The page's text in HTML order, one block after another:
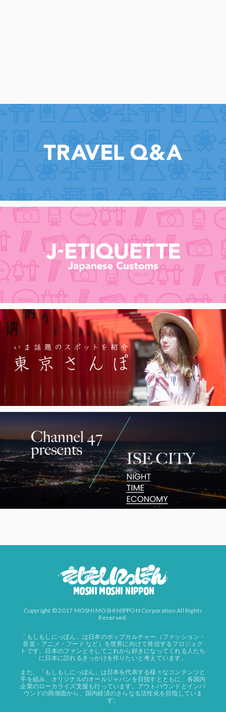
Copyright © 2017 MOSHI MOSHI NIPPON Corporation All Rights
Reserved.
「もしもしにっぽん」は日本のポップカルチャー（ファッション・
音楽・アニメ・フード など）を世界に向けて発信するプロジェク
トです。日本のファンとそしてこれから好きになってくれる人たち
に日本に訪れるきっかけを作りたいと考えています。
また、「もしもしにっぽん」は日本を代表する様々なコンテンツと
手を組み、オリジナルのオールジャパンを目指すとともに、各国内
企業のローカライズ支援も行っています。アウトバウンドとインバ
ウンドの両側面から、国内経済のさらなる活性化を目指していま
す。